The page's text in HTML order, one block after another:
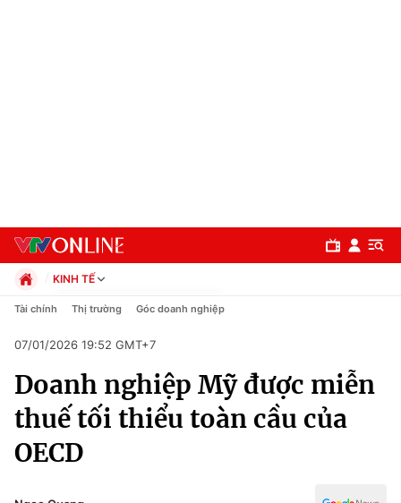
Chuyên mục
Chính trị
Xã hội
KINH TẾ
Chính trị
Pháp luật
Kinh tế
Thể thao
Truyền hình
Văn hóa - Giải trí
Tài chính Thị trường Góc doanh nghiệp
07/01/2026 19:52 GMT+7
Doanh nghiệp Mỹ được miễn
thuế tối thiểu toàn cầu của
OECD